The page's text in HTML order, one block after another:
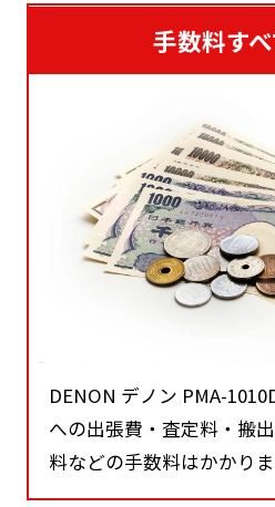
手数料す
DENON デノン PMA-
への出張費・査定料・搬
料などの手数料はかかりま